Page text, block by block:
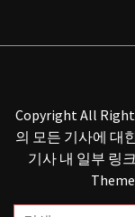
Copyright All
의 모든 기사에 대
기사 내 일부 링